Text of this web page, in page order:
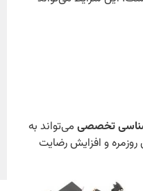
تخصصیمی‌تواند به
و افزایش رضایت